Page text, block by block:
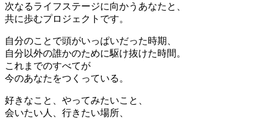
次なるライフステージに向かうあなたと、
共に歩むプロジェクトです。
自分のことで頭がいっぱいだった時期、
自分以外の誰かのために駆け抜けた時間。
これまでのすべてが
今のあなたをつくっている。
好きなこと、やってみたいこと、
会いたい人、行きたい場所、